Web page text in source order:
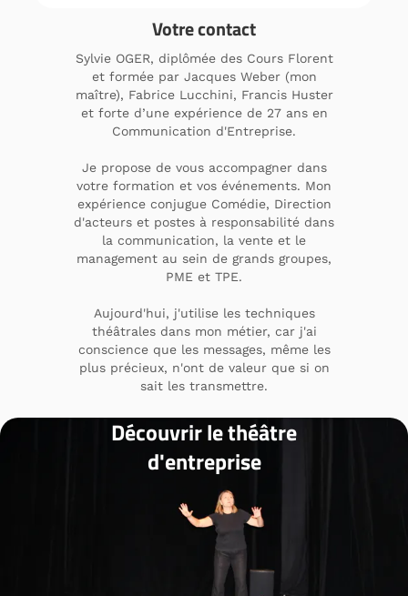
Votre contact
Sylvie OGER, diplômée des Cours Florent
et formée par Jacques Weber (mon
maître), Fabrice Lucchini, Francis Huster
et forte d’une expérience de 27 ans en
Communication d'Entreprise.
Je propose de vous accompagner dans
votre formation et vos événements. Mon
expérience conjugue Comédie, Direction
d'acteurs et postes à responsabilité dans
la communication, la vente et le
management au sein de grands groupes,
PME et TPE.
Aujourd'hui, j'utilise les techniques
théâtrales dans mon métier, car j'ai
conscience que les messages, même les
plus précieux, n'ont de valeur que si on
sait les transmettre.
Découvrir le théâtre
d'entreprise